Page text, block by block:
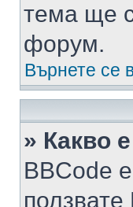
тема ще
форум.
Върнете се
» Какво
BBCode